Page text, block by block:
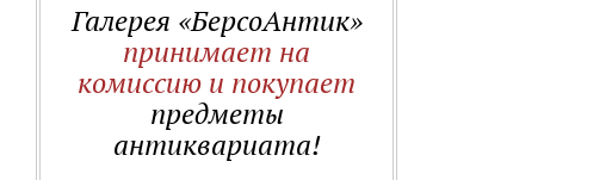
Галерея «БерсоАнтик»
принимает на
комиссию и покупает
предметы
антиквариата!